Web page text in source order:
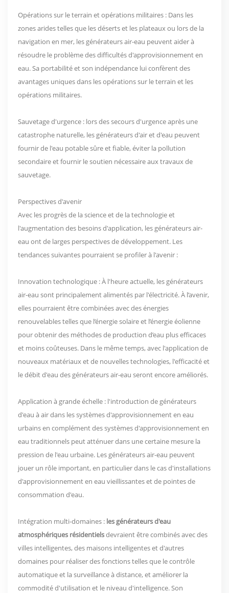
Opérations sur le terrain et opérations militaires : Dans les
zones arides telles que les déserts et les plateaux ou lors de la
navigation en mer, les générateurs air-eau peuvent aider à
résoudre le problème des difficultés d'approvisionnement en
eau. Sa portabilité et son indépendance lui confèrent des
avantages uniques dans les opérations sur le terrain et les
opérations militaires.
Sauvetage d'urgence : lors des secours d'urgence après une
catastrophe naturelle, les générateurs d'air et d'eau peuvent
fournir de l'eau potable sûre et fiable, éviter la pollution
secondaire et fournir le soutien nécessaire aux travaux de
sauvetage.
Perspectives d'avenir
Avec les progrès de la science et de la technologie et
l'augmentation des besoins d'application, les générateurs air-
eau ont de larges perspectives de développement. Les
tendances suivantes pourraient se profiler à l'avenir :
Innovation technologique : À l'heure actuelle, les générateurs
air-eau sont principalement alimentés par l'électricité. À l’avenir,
elles pourraient être combinées avec des énergies
renouvelables telles que l’énergie solaire et l’énergie éolienne
pour obtenir des méthodes de production d’eau plus efficaces
et moins coûteuses. Dans le même temps, avec l'application de
nouveaux matériaux et de nouvelles technologies, l'efficacité et
le débit d'eau des générateurs air-eau seront encore améliorés.
Application à grande échelle : l'introduction de générateurs
d'eau à air dans les systèmes d'approvisionnement en eau
urbains en complément des systèmes d'approvisionnement en
eau traditionnels peut atténuer dans une certaine mesure la
pression de l'eau urbaine. Les générateurs air-eau peuvent
jouer un rôle important, en particulier dans le cas d'installations
d'approvisionnement en eau vieillissantes et de pointes de
consommation d'eau.
Intégration multi-domaines : les générateurs d'eau
atmosphériques résidentielsdevraient être combinés avec des
villes intelligentes, des maisons intelligentes et d'autres
domaines pour réaliser des fonctions telles que le contrôle
automatique et la surveillance à distance, et améliorer la
commodité d'utilisation et le niveau d'intelligence. Son